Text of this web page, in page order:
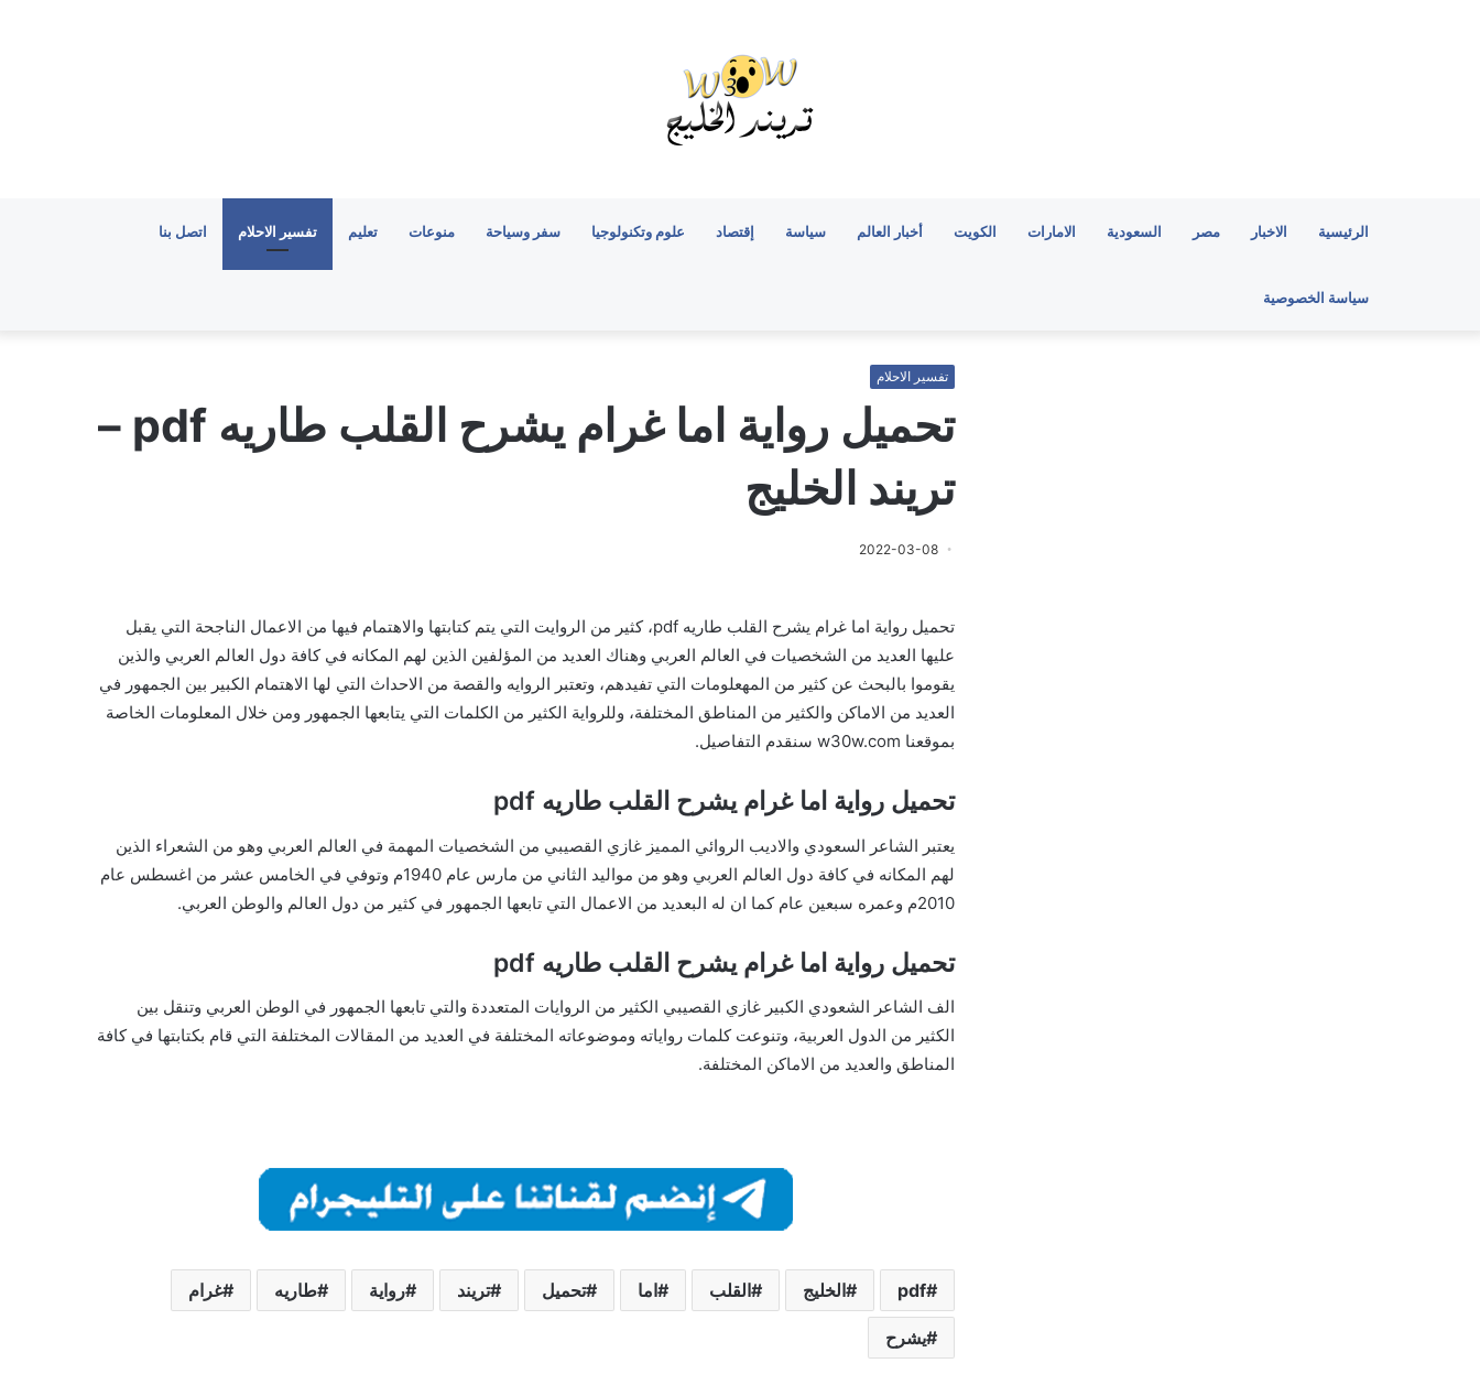
الرئيسية الاخبار مصر السعودية الامارات الكويت أخبار العالم سياسة إقتصاد علوم وتكنولوجيا سفر وسياحة منوعات تعليم تفسير الاحلام اتصل بنا
سياسة الخصوصية
تفسير الاحلام
تحميل رواية اما غرام يشرح القلب طاريه pdf –
تريند الخليج
2022-03-08
تحميل رواية اما غرام يشرح القلب طاريه pdf، كثير من الروايت التي يتم كتابتها والاهتمام فيها من الاعمال الناجحة التي يقبل
عليها العديد من الشخصيات في العالم العربي وهناك العديد من المؤلفين الذين لهم المكانه في كافة دول العالم العربي والذين
يقوموا بالبحث عن كثير من المهعلومات التي تفيدهم، وتعتبر الروايه والقصة من الاحداث التي لها الاهتمام الكبير بين الجمهور في
العديد من الاماكن والكثير من المناطق المختلفة، وللرواية الكثير من الكلمات التي يتابعها الجمهور ومن خلال المعلومات الخاصة
بموقعنا w30w.com سنقدم التفاصيل.
تحميل رواية اما غرام يشرح القلب طاريه pdf
يعتبر الشاعر السعودي والاديب الروائي المميز غازي القصيبي من الشخصيات المهمة في العالم العربي وهو من الشعراء الذين
لهم المكانه في كافة دول العالم العربي وهو من مواليد الثاني من مارس عام 1940م وتوفي في الخامس عشر من اغسطس عام
2010م وعمره سبعين عام كما ان له البعديد من الاعمال التي تابعها الجمهور في كثير من دول العالم والوطن العربي.
تحميل رواية اما غرام يشرح القلب طاريه pdf
الف الشاعر الشعودي الكبير غازي القصيبي الكثير من الروايات المتعددة والتي تابعها الجمهور في الوطن العربي وتنقل بين
الكثير من الدول العربية، وتنوعت كلمات رواياته وموضوعاته المختلفة في العديد من المقالات المختلفة التي قام بكتابتها في كافة
المناطق والعديد من الاماكن المختلفة.
pdf الخليج القلب اما تحميل تريند رواية طاريه غرام
يشرح